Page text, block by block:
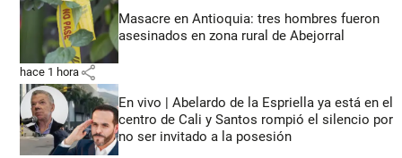
Masacre en Antioquia: tres hombres fueron
asesinados en zona rural de Abejorral
hace 1 hora share
En vivo | Abelardo de la Espriella ya está en el
centro de Cali y Santos rompió el silencio por
no ser invitado a la posesión